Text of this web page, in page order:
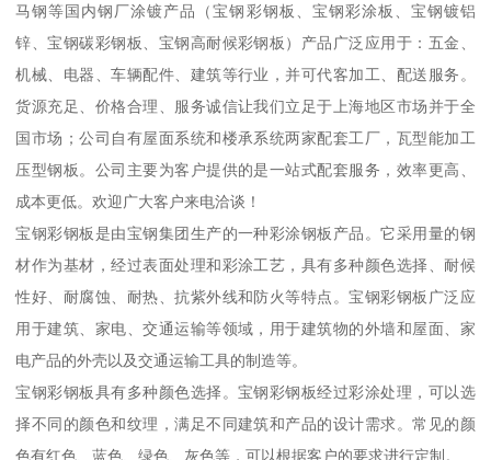
马钢等国内钢厂涂镀产品（宝钢彩钢板、宝钢彩涂板、宝钢镀铝
锌、宝钢碳彩钢板、宝钢高耐候彩钢板）产品广泛应用于：五金、
机械、电器、车辆配件、建筑等行业，并可代客加工、配送服务。
货源充足、价格合理、服务诚信让我们立足于上海地区市场并于全
国市场；公司自有屋面系统和楼承系统两家配套工厂，瓦型能加工
压型钢板。公司主要为客户提供的是一站式配套服务，效率更高、
成本更低。欢迎广大客户来电洽谈！
宝钢彩钢板是由宝钢集团生产的一种彩涂钢板产品。它采用量的钢
材作为基材，经过表面处理和彩涂工艺，具有多种颜色选择、耐候
性好、耐腐蚀、耐热、抗紫外线和防火等特点。宝钢彩钢板广泛应
用于建筑、家电、交通运输等领域，用于建筑物的外墙和屋面、家
电产品的外壳以及交通运输工具的制造等。
宝钢彩钢板具有多种颜色选择。宝钢彩钢板经过彩涂处理，可以选
择不同的颜色和纹理，满足不同建筑和产品的设计需求。常见的颜
色有红色、蓝色、绿色、灰色等，可以根据客户的要求进行定制。